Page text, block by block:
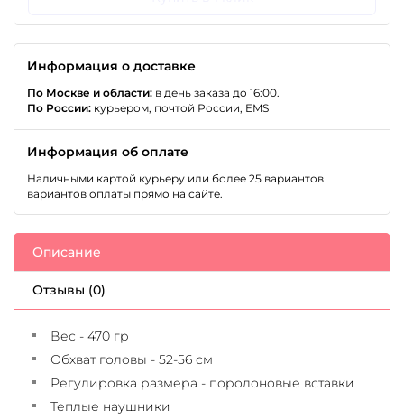
Информация о доставке
По Москве и области: в день заказа до 16:00.
По России: курьером, почтой России, EMS
Информация об оплате
Наличными картой курьеру или более 25 вариантов
вариантов оплаты прямо на сайте.
Описание
Отзывы (0)
Вес - 470 гр
Обхват головы - 52-56 см
Регулировка размера - поролоновые вставки
Теплые наушники